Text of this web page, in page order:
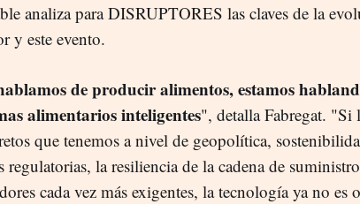
analiza para DISRUPTORES las claves de la
y este evento.
de producir alimentos, estamos
alimentarios inteligentes", detalla Fabregat. "Si
que tenemos a nivel de geopolítica,
regulatorias, la resiliencia de la cadena de
cada vez más exigentes, la tecnología ya no es